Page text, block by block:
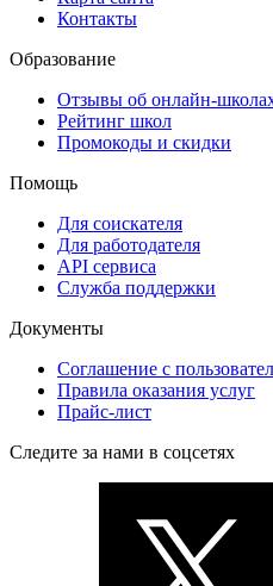
Контакты
Образование
Отзывы об онлайн-
Рейтинг школ
Промокоды и скидки
Помощь
Для соискателя
Для работодателя
API сервиса
Служба поддержки
Документы
Соглашение с
Правила оказания услуг
Прайс-лист
Следите за нами в соцсетях